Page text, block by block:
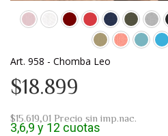
Art. 958 - Chomba Leo
$18.899
$15.619,01 Precio sin imp.nac.
3,6,9 y 12 cuotas